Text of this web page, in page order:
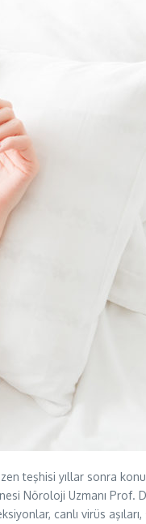
teşhisi yıllar sonra
Nöroloji Uzmanı Prof.
canlı virüs